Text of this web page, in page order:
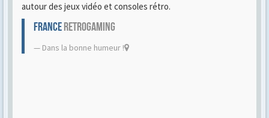
autour des jeux vidéo et consoles rétro.
FRANCERETROGAMING
Dans la bonne humeur !